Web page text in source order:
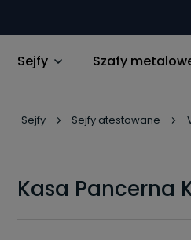
Sejfy Szafy
Nowości
Sejfy Sejfy atestowane
Kasa Pancerna